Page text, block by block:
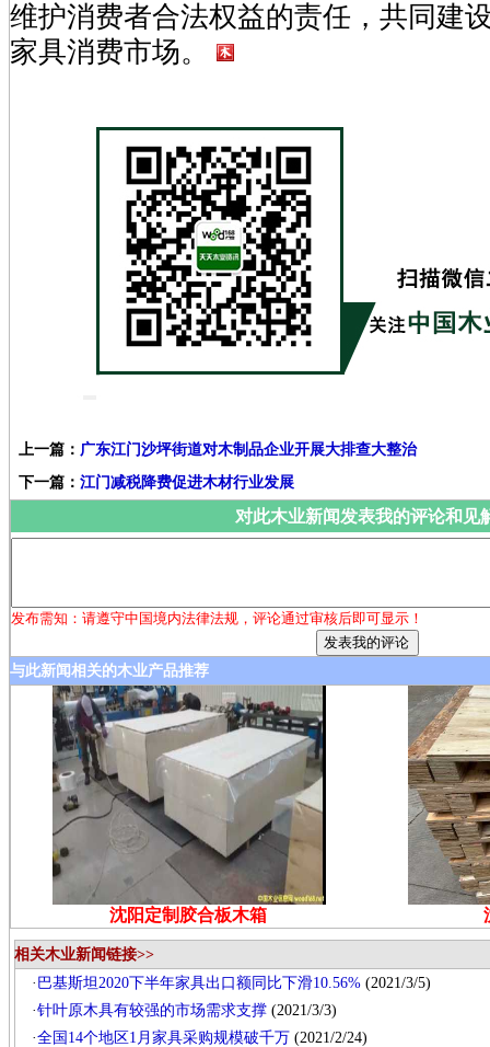
维护消费者合法权益的责任，共同建
家具消费市场。
上一篇： 广东江门沙坪街道对木制品企业开展大排查大整治
下一篇： 江门减税降费促进木材行业发展
对此木业新闻发表我的评论和见
发布需知：请遵守中国境内法律法规，评论通过审核后即可显示！
与此新闻相关的木业产品推荐
沈阳定制胶合板木箱
相关木业新闻链接>>
· 巴基斯坦2020下半年家具出口额同比下滑10.56% (2021/3/5)
·针叶原木具有较强的市场需求支撑 (2021/3/3)
·全国14个地区1月家具采购规模破千万 (2021/2/24)